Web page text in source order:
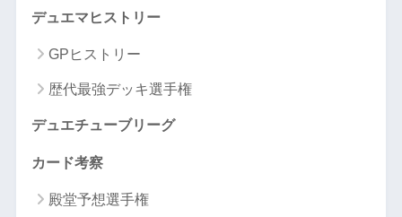
デュエマヒストリー
GPヒストリー
歴代最強デッキ選手権
デュエチューブリーグ
カード考察
殿堂予想選手権